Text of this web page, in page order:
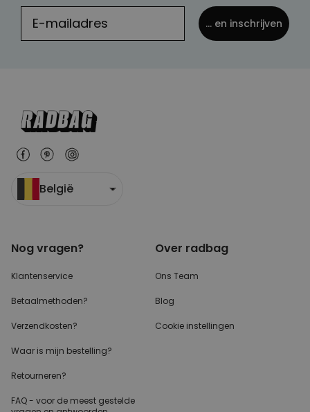
... en inschrijven
België
Nog vragen?
Klantenservice
Betaalmethoden?
Verzendkosten?
Waar is mijn bestelling?
Retourneren?
FAQ - voor de meest gestelde
Over radbag
Ons Team
Blog
Cookie instellingen